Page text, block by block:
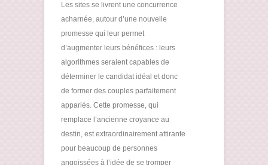
Les sites se livrent une concurrence
acharnée, autour d’une nouvelle
promesse qui leur permet
d’augmenter leurs bénéfices : leurs
algorithmes seraient capables de
déterminer le candidat idéal et donc
de former des couples parfaitement
appariés. Cette promesse, qui
remplace l’ancienne croyance au
destin, est extraordinairement attirante
pour beaucoup de personnes
angoissées à l’idée de se tromper